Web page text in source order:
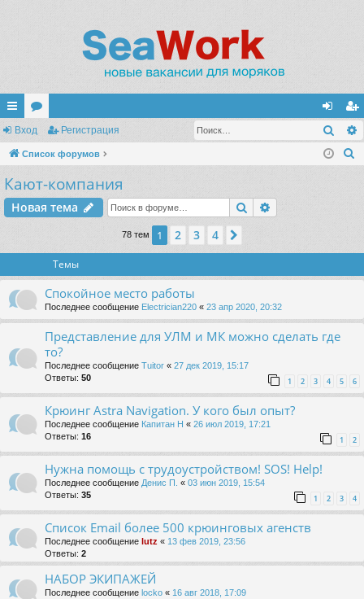
с
ы
лк
ор
ум
ы
хо
д
ег
ис
Вход Регистрация
Список форумов
Кают-компания
Новая тема Поиск
78 тем 1 2 3 4
Темы
Спокойное место работы
Последнее сообщение Electrician220 « 23 апр 2020, 20:32
Представление для УЛМ и МК можно сделать где
то?
Последнее сообщение Tuitor « 27 дек 2019, 15:17
Ответы: 50 1 2 3 4 5 6
Крюинг Astra Navigation. У кого был опыт?
Последнее сообщение Капитан Н « 26 июл 2019, 17:21
Ответы: 16 1 2
Нужна помощь с трудоустройством! SOS! Help!
Последнее сообщение Денис П. « 03 июн 2019, 15:54
Ответы: 35 1 2 3 4
Список Email более 500 крюинговых агенств
Последнее сообщение lutz « 13 фев 2019, 23:56
Ответы: 2
НАБОР ЭКИПАЖЕЙ
Последнее сообщение locko « 16 авг 2018, 17:09